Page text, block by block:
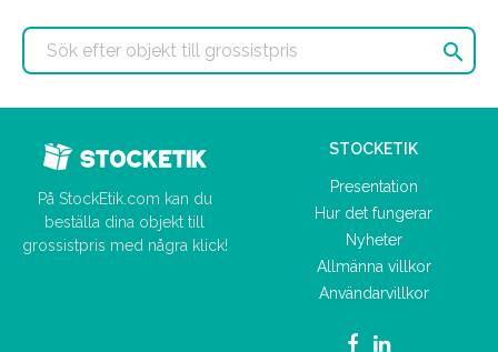

På StockEtik.com kan du
beställa dina objekt till
grossistpris med några klick!
STOCKETIK
Presentation
Hur det fungerar
Nyheter
Allmänna villkor
Användarvillkor